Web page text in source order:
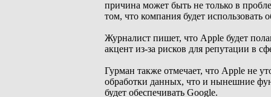
причина может быть не только в
том, что компания будет использовать
Журналист пишет, что Apple будет
акцент из-за рисков для репутации в
Гурман также отмечает, что Apple не
обработки данных, что и нынешние
будет обеспечивать Google.